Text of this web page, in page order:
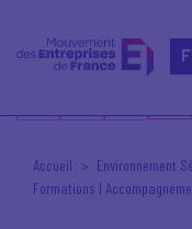
Accueil
Environnement
Formations |